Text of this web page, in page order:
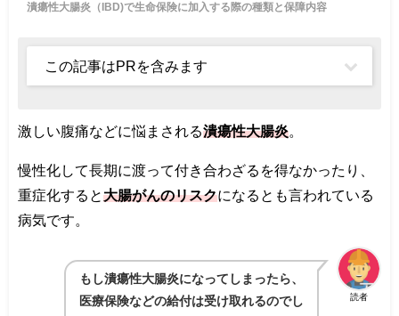
潰瘍性大腸炎（IBD)で生命保険に加入する際の種類と保障内容
この記事はPRを含みます
激しい腹痛などに悩まされる潰瘍性大腸炎
慢性化して長期に渡って付き合わざるを得なかったり、
重症化すると大腸がんのリスクになるとも言われている
病気です。
読者
もし潰瘍性大腸炎になってしまったら、
医療保険などの給付は受け取れるのでし